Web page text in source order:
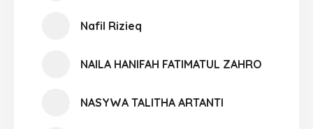
Nafil Rizieq
NAILA HANIFAH FATIMATUL ZAHRO
NASYWA TALITHA ARTANTI